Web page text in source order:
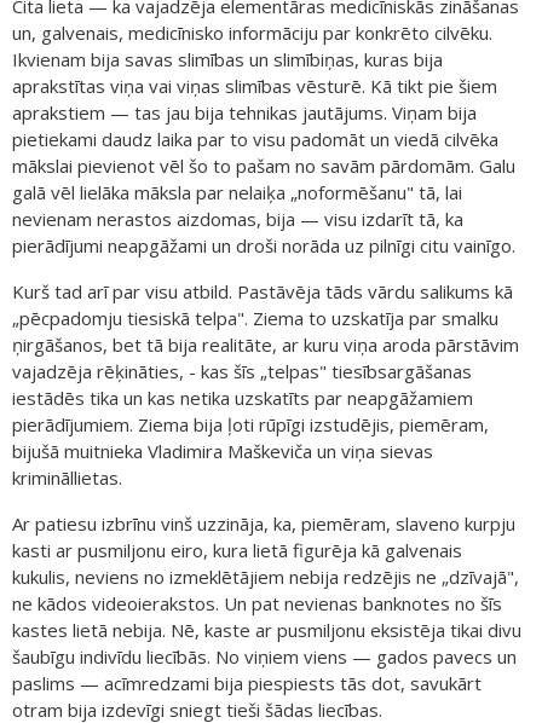
Cita lieta — ka vajadzēja elementāras medicīniskās zināšanas
un, galvenais, medicīnisko informāciju par konkrēto cilvēku.
Ikvienam bija savas slimības un slimībiņas, kuras bija
aprakstītas viņa vai viņas slimības vēsturē. Kā tikt pie šiem
aprakstiem — tas jau bija tehnikas jautājums. Viņam bija
pietiekami daudz laika par to visu padomāt un viedā cilvēka
mākslai pievienot vēl šo to pašam no savām pārdomām. Galu
galā vēl lielāka māksla par nelaiķa „noformēšanu" tā, lai
nevienam nerastos aizdomas, bija — visu izdarīt tā, ka
pierādījumi neapgāžami un droši norāda uz pilnīgi citu vainīgo.
Kurš tad arī par visu atbild. Pastāvēja tāds vārdu salikums kā
„pēcpadomju tiesiskā telpa". Ziema to uzskatīja par smalku
ņirgāšanos, bet tā bija realitāte, ar kuru viņa aroda pārstāvim
vajadzēja rēķināties, - kas šīs „telpas" tiesībsargāšanas
iestādēs tika un kas netika uzskatīts par neapgāžamiem
pierādījumiem. Ziema bija ļoti rūpīgi izstudējis, piemēram,
bijušā muitnieka Vladimira Maškeviča un viņa sievas
krimināllietas.
Ar patiesu izbrīnu vinš uzzināja, ka, piemēram, slaveno kurpju
kasti ar pusmiljonu eiro, kura lietā figurēja kā galvenais
kukulis, neviens no izmeklētājiem nebija redzējis ne „dzīvajā",
ne kādos videoierakstos. Un pat nevienas banknotes no šīs
kastes lietā nebija. Nē, kaste ar pusmiljonu eksistēja tikai divu
šaubīgu indivīdu liecībās. No viņiem viens — gados pavecs un
paslims — acīmredzami bija piespiests tās dot, savukārt
otram bija izdevīgi sniegt tieši šādas liecības.